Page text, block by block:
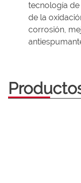
tecnología de
de la
corrosión,